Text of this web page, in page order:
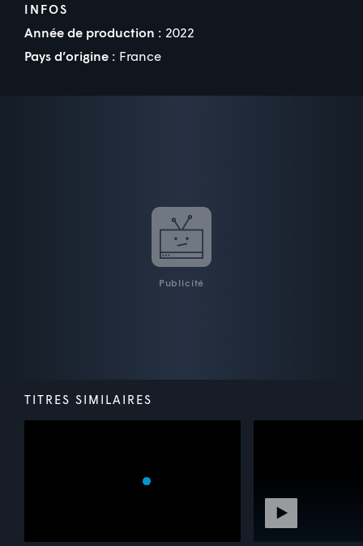
INFOS
Année de production : 2022
Pays d’origine : France
Publicité
TITRES SIMILAIRES